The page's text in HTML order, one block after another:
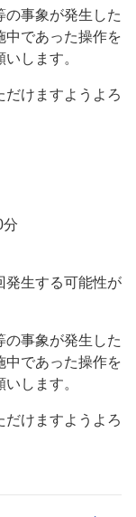
の事象が発生した
中であった操作を
します。
だけますようよろ
分
発生する可能性が
の事象が発生した
中であった操作を
します。
だけますようよろ